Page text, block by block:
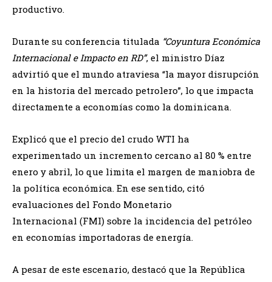
productivo.
Durante su conferencia titulada “Coyuntura Económica
Internacional e Impacto en RD”, el ministro Díaz
advirtió que el mundo atraviesa “la mayor disrupción
en la historia del mercado petrolero”, lo que impacta
directamente a economías como la dominicana.
Explicó que el precio del crudo WTI ha
experimentado un incremento cercano al 80 % entre
enero y abril, lo que limita el margen de maniobra de
la política económica. En ese sentido, citó
evaluaciones del Fondo Monetario
Internacional (FMI) sobre la incidencia del petróleo
en economías importadoras de energía.
A pesar de este escenario, destacó que la República